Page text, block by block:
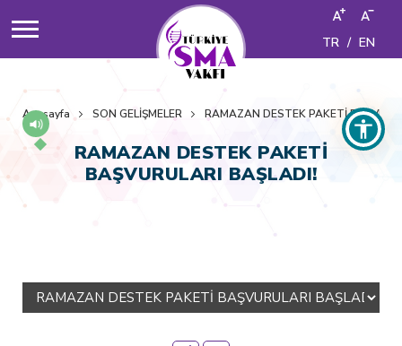
TR / EN
Anasayfa SON GELİŞMELER RAMAZAN DESTEK PAKETİ
RAMAZAN DESTEK PAKETİ
BAŞVURULARI BAŞLADI!